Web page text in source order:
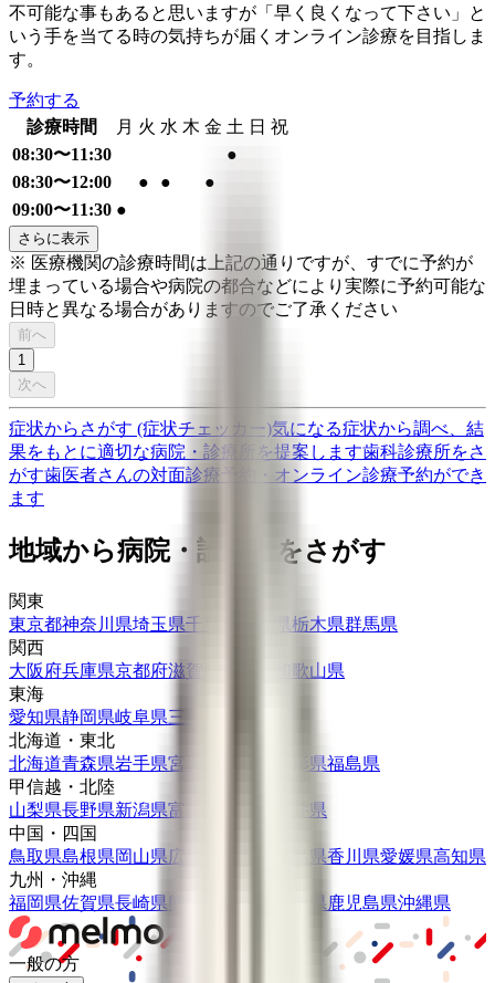
不可能な事もあると思いますが「早く良くなって下さい」と
いう手を当てる時の気持ちが届くオンライン診療を目指しま
す。
予約する
診療時間
月 火 水 木 金 土 日 祝
08:30〜11:30
●
08:30〜12:00
● ●
●
09:00〜11:30 ●
さらに表示
※ 医療機関の診療時間は上記の通りですが、すでに予約が
埋まっている場合や病院の都合などにより実際に予約可能な
日時と異なる場合がありますのでご了承ください
前へ
1
次へ
症状からさがす (症状チェッカー)気になる症状から調べ、結
果をもとに適切な病院・診療所を提案します歯科診療所をさ
がす歯医者さんの対面診療予約・オンライン診療予約ができ
ます
地域から病院・診療所をさがす
関東
東京都神奈川県埼玉県千葉県 栃木県群馬県
関西
大阪府兵庫県京都府滋賀県
和歌山県
東海
愛知県静岡県岐阜県三重県
北海道・東北
北海道青森県岩手県宮城県 山形県福島県
甲信越・北陸
山梨県長野県新潟県富山県
福井県
中国・四国
鳥取県島根県岡山県広島県 徳島県香川県愛媛県高知県
九州・沖縄
福岡県佐賀県長崎県 宮崎県鹿児島県沖縄県
一般の方